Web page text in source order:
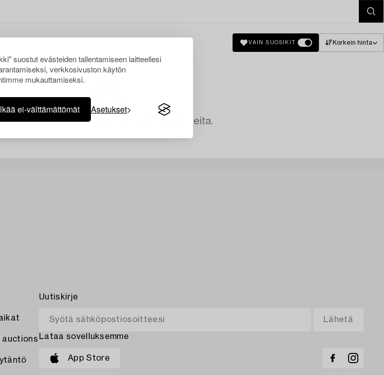
suostut evästeiden tallentamiseen laitteellesi
verkkosivuston käytön
mukauttamiseksi.
ei-välttämättömät Asetukset
VAIN SUOSIKIT Korkein hinta
Juuri nyt ei löytynyt hakuasi vastaavia kohteita.
auctions
Uutiskirje
Lataa sovelluksemme
App Store